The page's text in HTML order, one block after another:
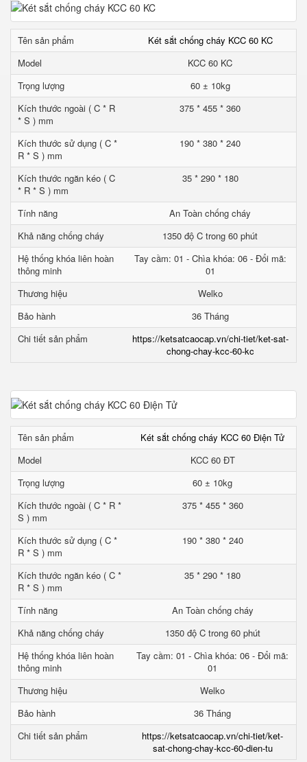
Tên sản phẩm
Két sắt chống cháy KCC 60 KC
Model
KCC 60 KC
Trọng lượng
60 ± 10kg
Kích thước ngoài ( C * R
* S ) mm
375 * 455 * 360
Kích thước sử dụng ( C *
R * S ) mm
190 * 380 * 240
Kích thước ngăn kéo ( C
* R * S ) mm
35 * 290 * 180
Tính năng
An Toàn chống cháy
Khả năng chống cháy
1350 độ C trong 60 phút
Hệ thống khóa liên hoàn
thông minh
Tay cầm: 01 - Chìa khóa: 06 - Đổi mã:
01
Thương hiệu
Welko
Bảo hành
36 Tháng
Chi tiết sản phẩm
https://ketsatcaocap.vn/chi-tiet/ket-sat-
chong-chay-kcc-60-kc
Tên sản phẩm
Két sắt chống cháy KCC 60 Điện Tử
Model
KCC 60 ĐT
Trọng lượng
60 ± 10kg
Kích thước ngoài ( C * R *
S ) mm
375 * 455 * 360
Kích thước sử dụng ( C *
R * S ) mm
190 * 380 * 240
Kích thước ngăn kéo ( C *
R * S ) mm
35 * 290 * 180
Tính năng
An Toàn chống cháy
Khả năng chống cháy
1350 độ C trong 60 phút
Hệ thống khóa liên hoàn
thông minh
Tay cầm: 01 - Chìa khóa: 06 - Đổi mã:
01
Thương hiệu
Welko
Bảo hành
36 Tháng
Chi tiết sản phẩm
https://ketsatcaocap.vn/chi-tiet/ket-
sat-chong-chay-kcc-60-dien-tu